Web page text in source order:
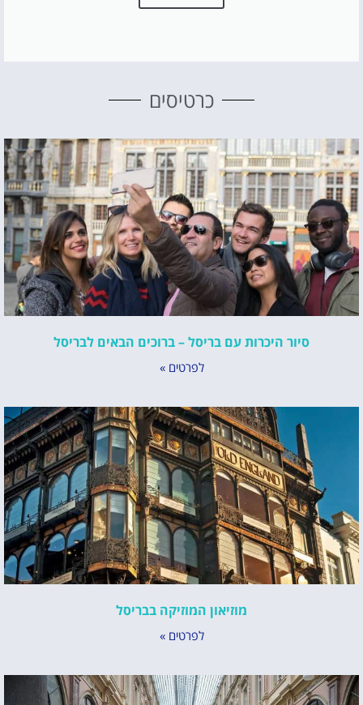
כרטיסים
סיור היכרות עם בריסל – ברוכים הבאים לבריסל
לפרטים »
מוזיאון המוזיקה בבריסל
לפרטים »